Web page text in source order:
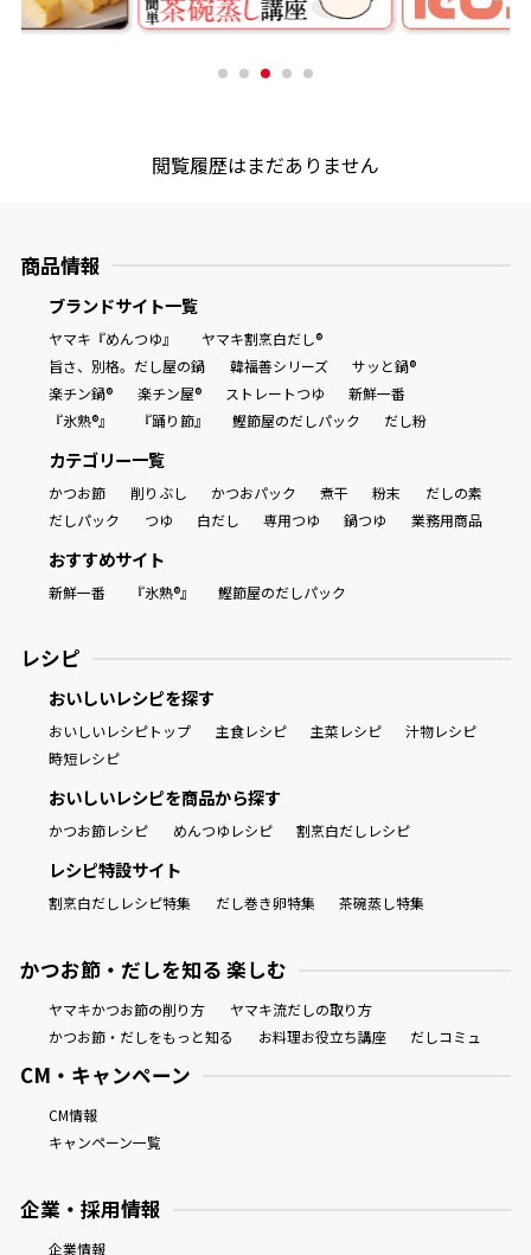
おすすめサイト
新鮮一番
氷熟®︎
だしパック
閲覧履歴はまだありません
商品情報
ブランドサイト一覧
ヤマキ『めんつゆ』
ヤマキ割烹白だし®
旨さ、別格。だし屋の鍋
韓福善シリーズ
サッと鍋®
楽チン鍋®
楽チン屋® ストレートつゆ
新鮮一番
『氷熟®』
『踊り節』 鰹節屋のだしパック だし粉
カテゴリー一覧
かつお節 削りぶし かつおパック 煮干 粉末
だしの素
だしパック
つゆ 白だし 専用つゆ 鍋つゆ 業務用商品
おすすめサイト
新鮮一番 『氷熟®』 鰹節屋のだしパック
レシピ
おいしいレシピを探す
おいしいレシピトップ 主食レシピ 主菜レシピ
汁物レシピ
時短レシピ
おいしいレシピを商品から探す
かつお節レシピ めんつゆレシピ 割烹白だしレシピ
レシピ特設サイト
割烹白だしレシピ特集 だし巻き卵特集 茶碗蒸し特集
かつお節・だしを知る 楽しむ
ヤマキかつお節の削り方
ヤマキ流だしの取り方
かつお節・だしをもっと知る
お料理お役立ち講座 だしコミュ
CM・キャンペーン
CM情報
キャンペーン一覧
企業・採用情報
企業情報